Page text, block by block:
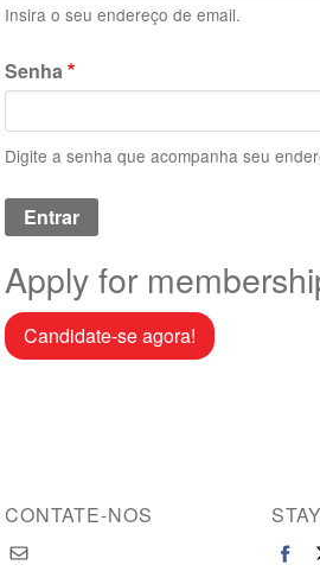
Insira o seu endereço de email.
Senha
Digite a senha que acompanha seu
Apply for
Candidate-se agora!
CONTATE-NOS